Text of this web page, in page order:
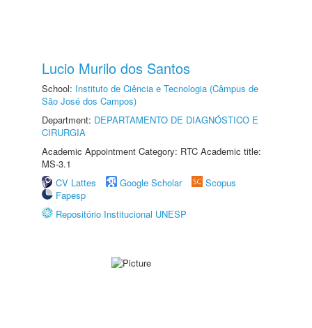
Lucio Murilo dos Santos
School: Instituto de Ciência e Tecnologia (Câmpus de
São José dos Campos)
Department: DEPARTAMENTO DE DIAGNÓSTICO E
CIRURGIA
Academic Appointment Category: RTC Academic title:
MS-3.1
CV Lattes
Google Scholar
Scopus
Fapesp
Repositório Institucional UNESP